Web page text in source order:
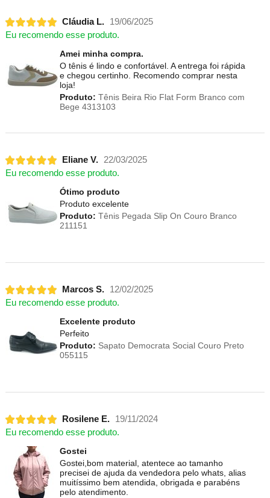
Cláudia L.
19/06/2025
Eu recomendo esse produto.
Amei minha compra.
O tênis é lindo e confortável. A entrega foi rápida
e chegou certinho. Recomendo comprar nesta
loja!
Produto: Tênis Beira Rio Flat Form Branco com
Bege 4313103
Eliane V. 22/03/2025
Eu recomendo esse produto.
Ótimo produto
Produto excelente
Produto: Tênis Pegada Slip On Couro Branco
211151
Marcos S.
12/02/2025
Eu recomendo esse produto.
Excelente produto
Perfeito
Produto: Sapato Democrata Social Couro Preto
055115
Rosilene E.
19/11/2024
Eu recomendo esse produto.
Gostei
Gostei,bom material, atentece ao tamanho
precisei de ajuda da vendedora pelo whats, alias
muitíssimo bem atendida, obrigada e parabéns
pelo atendimento.